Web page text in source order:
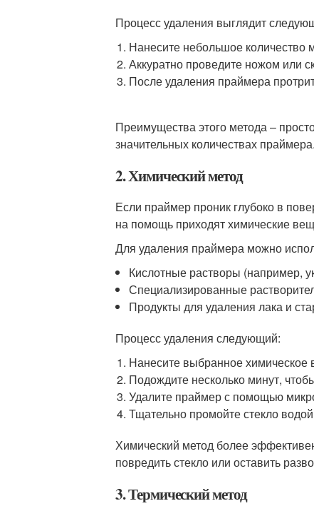
Процесс удаления выглядит
Нанесите небольшое количество
Аккуратно проведите ножом или
После удаления праймера
Преимущества этого метода –
значительных количествах праймера.
2. Химический метод
Если праймер проник глубоко в
на помощь приходят химические
Для удаления праймера можно
Кислотные растворы (например,
Специализированные
Продукты для удаления лака и
Процесс удаления следующий:
Нанесите выбранное химическое
Подождите несколько минут,
Удалите праймер с помощью
Тщательно промойте стекло
Химический метод более
повредить стекло или оставить
3. Термический метод